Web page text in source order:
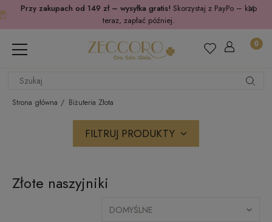
Przy zakupach od 149 zł – wysyłka gratis! Skorzystaj z PayPo – kup
teraz, zapłać później.
Strona główna Biżuteria Złota
FILTRUJ PRODUKTY
Złote naszyjniki